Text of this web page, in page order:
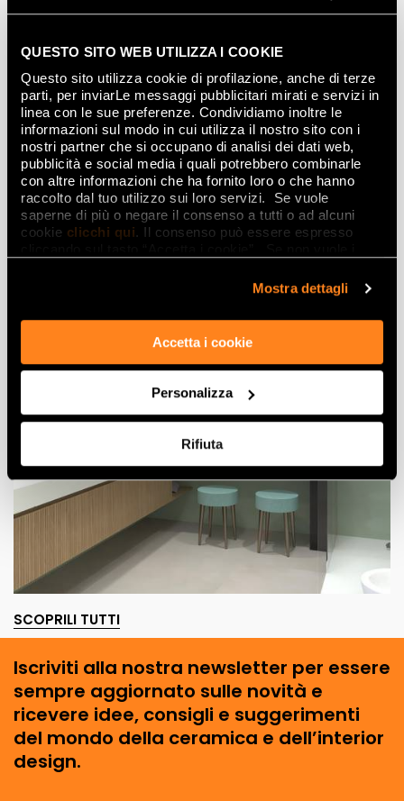
QUESTO SITO WEB UTILIZZA I COOKIE
Questo sito utilizza cookie di profilazione, anche di terze
parti, per inviarLe messaggi pubblicitari mirati e servizi in
linea con le sue preferenze. Condividiamo inoltre le
informazioni sul modo in cui utilizza il nostro sito con i
nostri partner che si occupano di analisi dei dati web,
pubblicità e social media i quali potrebbero combinarle
con altre informazioni che ha fornito loro o che hanno
raccolto dal tuo utilizzo sui loro servizi. Se vuole
saperne di più o negare il consenso a tutti o ad alcuni
cookie clicchi qui. Il consenso può essere espresso
Mostra dettagli
Accetta i cookie
Personalizza
Rifiuta
Idee per il bagno
SCOPRILI TUTTI
Iscriviti alla nostra newsletter per essere
sempre aggiornato sulle novità e
ricevere idee, consigli e suggerimenti
del mondo della ceramica e dell’interior
design.